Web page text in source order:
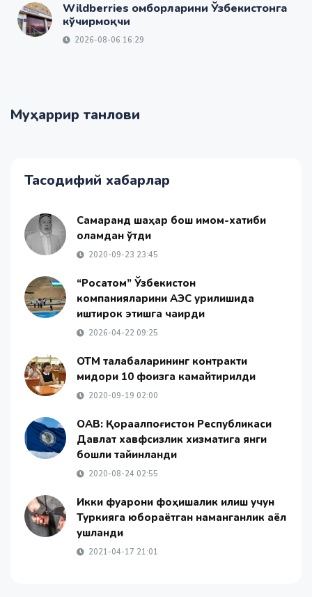
Wildberries омборларини Ўзбекистонга
кўчирмоқчи
2026-08-06 16:29
Муҳаррир танлови
Тасодифий хабарлар
Самарқанд шаҳар бош имом-хатиби
оламдан ўтди
2020-09-23 23:45
“Росатом” Ўзбекистон
компанияларини АЭС қурилишида
иштирок этишга чақирди
2026-04-22 09:25
ОТМ талабаларининг контракти
миқдори 10 фоизга камайтирилди
2020-09-19 02:00
ОАВ: Қорақалпоғистон Республикаси
Давлат хавфсизлик хизматига янги
бошлиқ тайинланди
2020-08-24 02:55
Икки фуқарони фоҳишалик қилиш учун
Туркияга юбораётган наманганлик аёл
ушланди
2021-04-17 21:01